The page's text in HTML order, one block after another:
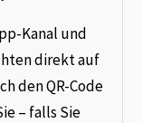
Kanal und
direkt auf
den QR-Code
– falls Sie